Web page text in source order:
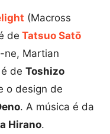
(Macross
de Tatsuo Satō
ne, Martian
de Toshizo
o design de
. A música é da
Hirano.